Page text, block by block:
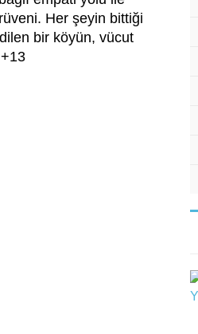
Her şeyin bittiği
bir köyün, vücut